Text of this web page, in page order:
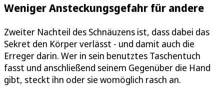
Weniger Ansteckungsgefahr für andere
Zweiter Nachteil des Schnäuzens ist, dass dabei das
Sekret den Körper verlässt - und damit auch die
Erreger darin. Wer in sein benutztes Taschentuch
fasst und anschließend seinem Gegenüber die Hand
gibt, steckt ihn oder sie womöglich rasch an.